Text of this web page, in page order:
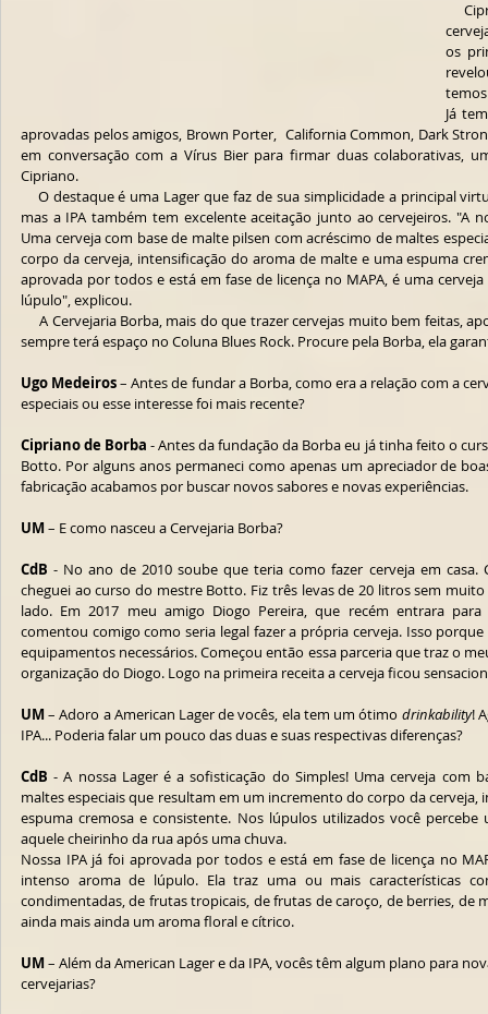
os
Já
aprovadas pelos amigos, Brown Porter,  California Common, Dark
em conversação com a Vírus Bier para firmar duas colaborativas,
Cipriano.
mas a IPA também tem excelente aceitação junto ao cervejeiros. "A
Uma cerveja com base de malte pilsen com acréscimo de maltes
corpo da cerveja, intensificação do aroma de malte e uma espuma
aprovada por todos e está em fase de licença no MAPA, é uma
lúpulo", explicou.
     A Cervejaria Borba, mais do que trazer cervejas muito bem feitas, aposta na música de qualidade e, por isso,
sempre terá espaço no Coluna Blues Rock. Procure pela Borba, ela
Ugo Medeiros – Antes de fundar a Borba, como era a relação com a
especiais ou esse interesse foi mais recente?
Cipriano de Borba - Antes da fundação da Borba eu já tinha feito o
Botto. Por alguns anos permaneci como apenas um apreciador de
fabricação acabamos por buscar novos sabores e novas experiências.
UM – E como nasceu a Cervejaria Borba?
CdB - No ano de 2010 soube que teria como fazer cerveja em
cheguei ao curso do mestre Botto. Fiz três levas de 20 litros sem
lado. Em 2017 meu amigo Diogo Pereira, que recém entrara para
comentou comigo como seria legal fazer a própria cerveja. Isso
equipamentos necessários. Começou então essa parceria que traz o
organização do Diogo. Logo na primeira receita a cerveja ficou
UM – Adoro a American Lager de vocês, ela tem um ótimo drinkability!
IPA... Poderia falar um pouco das duas e suas respectivas diferenças?
CdB - A nossa Lager é a sofisticação do Simples! Uma cerveja com
maltes especiais que resultam em um incremento do corpo da
espuma cremosa e consistente. Nos lúpulos utilizados você
aquele cheirinho da rua após uma chuva.
Nossa IPA já foi aprovada por todos e está em fase de licença no
intenso aroma de lúpulo. Ela traz uma ou mais características
condimentadas, de frutas tropicais, de frutas de caroço, de berries, de
ainda mais ainda um aroma floral e cítrico.
UM – Além da American Lager e da IPA, vocês têm algum plano para
cervejarias?